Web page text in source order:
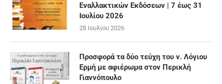
Εναλλακτικών Εκδόσεων | 7 έως 31
Ιουλίου 2026
28 Ιουλίου 2026
Προσφορά τα δύο τεύχη του ν. Λόγιου
Ερμή με αφιέρωμα στον Περικλή
Γιαννόπουλο